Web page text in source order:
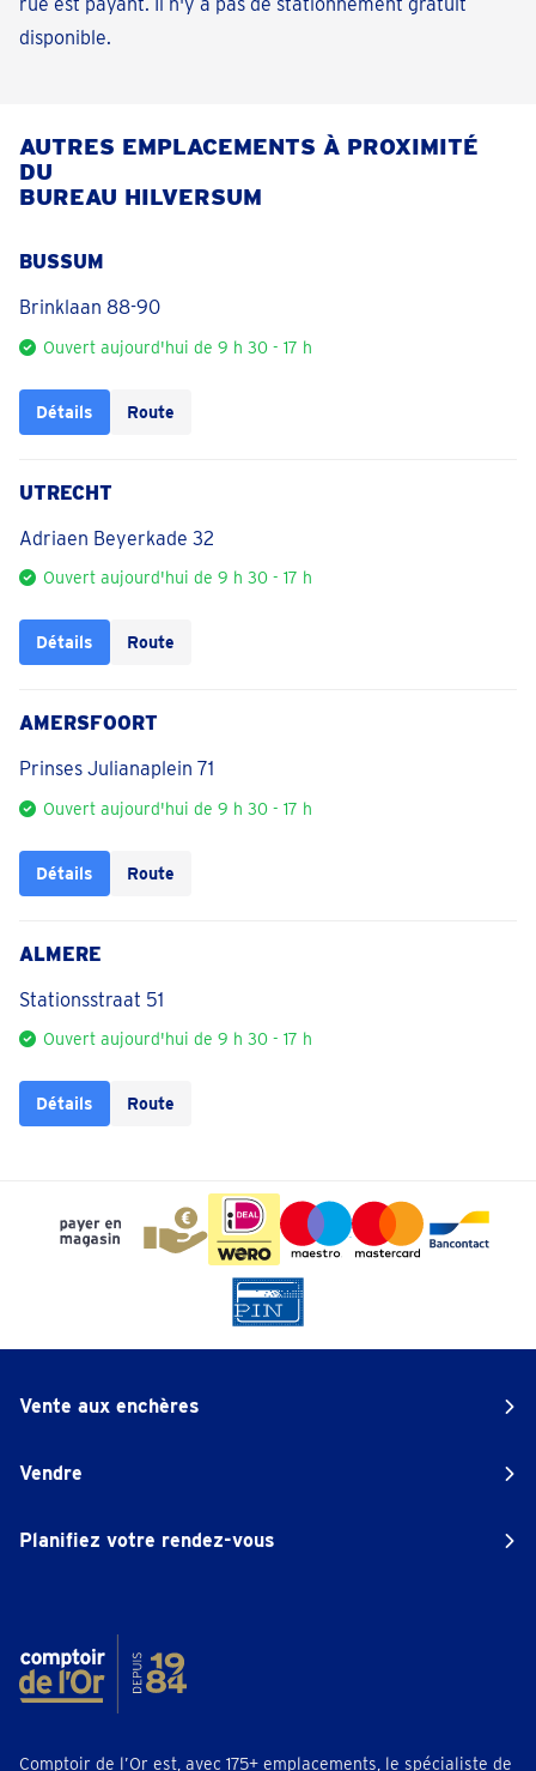
disponible.
AUTRES EMPLACEMENTS À PROXIMITÉ
DU
BUREAU HILVERSUM
BUSSUM
Brinklaan 88-90
Ouvert aujourd'hui de 9 h 30 - 17 h
Détails Route
UTRECHT
Adriaen Beyerkade 32
Ouvert aujourd'hui de 9 h 30 - 17 h
Détails Route
AMERSFOORT
Prinses Julianaplein 71
Ouvert aujourd'hui de 9 h 30 - 17 h
Détails Route
ALMERE
Stationsstraat 51
Ouvert aujourd'hui de 9 h 30 - 17 h
Détails Route
Vente aux enchères
Vendre
Planifiez votre rendez-vous
Comptoir de l’Or est, avec 175+ emplacements, le spécialiste de